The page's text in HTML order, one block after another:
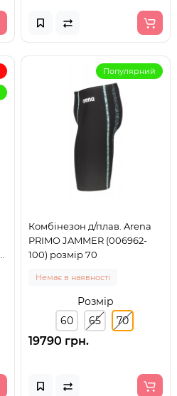
Популярний
Комбінезон д/плав. Arena
PRIMO JAMMER (006962-
100) розмір 70
Немає в наявності
Розмір
60
65 70
19790 грн.